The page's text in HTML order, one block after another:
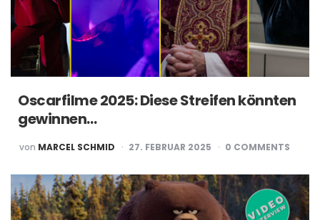
Oscarfilme 2025: Diese Streifen könnten
gewinnen…
POSTED
BY
von MARCEL SCHMID 27. FEBRUAR 2025 0 COMMENTS
Post
navigation